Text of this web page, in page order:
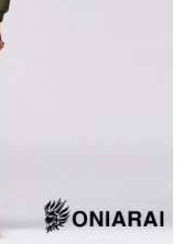
的，商店將以您的個人
項蒐集、處理及利用，
對及更正。
userRule
面顯示為準，若有關於
聯繫「AFTEE先享後付
support/home
先享後付」服務完成之交
易相關給付款項請求債
人之同意方可使用
失，本公司不負相關責